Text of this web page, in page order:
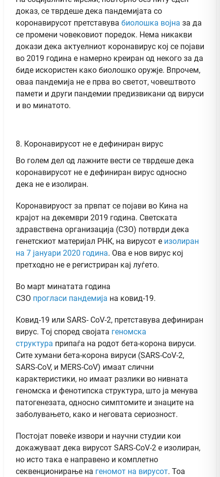
доказ, се тврдеше дека пандемијата со
коронавирусот претставува биолошка војна за да
се промени човековиот поредок. Нема никакви
докази дека актуелниот коронавирус кој се појави
во 2019 година е намерно креиран од некого за да
биде искористен како биолошко оружје. Впрочем,
оваа пандемија не е прва во светот, човештвото
памети и други пандемии предизвикани од вируси
и во минатото.
8. Коронавирусот не е дефиниран вирус
Во голем дел од лажните вести се тврдеше дека
коронавирусот не е дефиниран вирус односно
дека не е изолиран.
Коронавируост за првпат се појави во Кина на
крајот на декември 2019 година. Светската
здравствена организација (СЗО) потврди дека
генетскиот материјал РНК, на вирусот е изолиран
на 7 јануари 2020 година. Ова е нов вирус кој
претходно не е регистриран кај луѓето.
Во март минатата година
СЗО прогласи пандемија на ковид-19.
Ковид-19 или SARS- CoV-2, претставува дефиниран
вирус. Tој според својата геномска
структура припаѓа на родот бета-корона вируси.
Сите хумани бета-корона вируси (SARS-CoV-2,
SARS-CoV, и MERS-CoV) имаат слични
карактеристики, но имаат разлики во нивната
геномска и фенотипска структура, што ја менува
патогенезата, односно симптомите и знаците на
заболувањето, како и неговата сериозност.
Постојат повеќе извори и научни студии кои
докажуваат дека вирусот SARS-CoV-2 e изолиран,
но исто така е направено и комплетно
секвенционирање на геномот на вирусот. Тоа